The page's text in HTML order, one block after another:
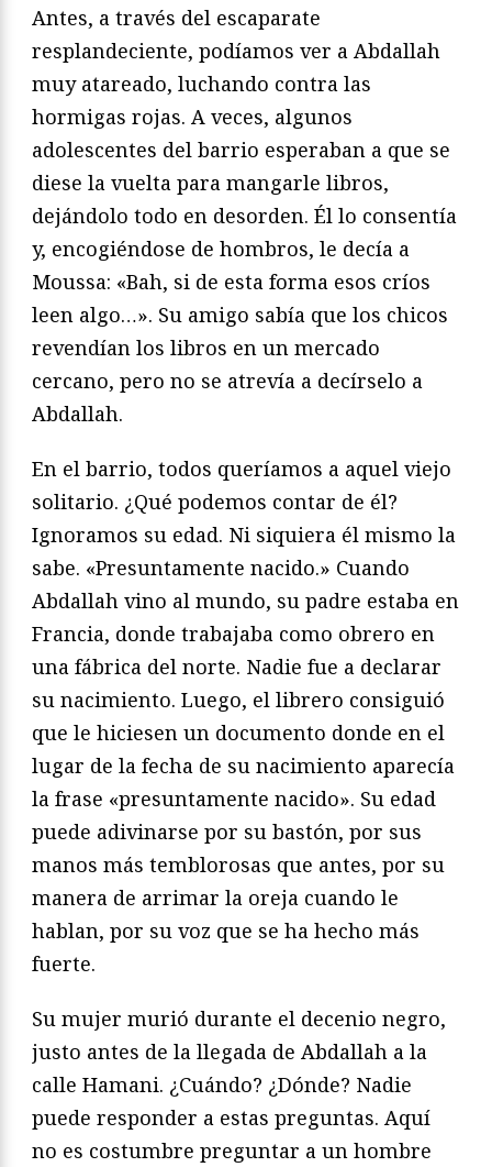
Antes, a través del escaparate
resplandeciente, podíamos ver a Abdallah
muy atareado, luchando contra las
hormigas rojas. A veces, algunos
adolescentes del barrio esperaban a que se
diese la vuelta para mangarle libros,
dejándolo todo en desorden. Él lo consentía
y, encogiéndose de hombros, le decía a
Moussa: «Bah, si de esta forma esos críos
leen algo…». Su amigo sabía que los chicos
revendían los libros en un mercado
cercano, pero no se atrevía a decírselo a
Abdallah.
En el barrio, todos queríamos a aquel viejo
solitario. ¿Qué podemos contar de él?
Ignoramos su edad. Ni siquiera él mismo la
sabe. «Presuntamente nacido.» Cuando
Abdallah vino al mundo, su padre estaba en
Francia, donde trabajaba como obrero en
una fábrica del norte. Nadie fue a declarar
su nacimiento. Luego, el librero consiguió
que le hiciesen un documento donde en el
lugar de la fecha de su nacimiento aparecía
la frase «presuntamente nacido». Su edad
puede adivinarse por su bastón, por sus
manos más temblorosas que antes, por su
manera de arrimar la oreja cuando le
hablan, por su voz que se ha hecho más
fuerte.
Su mujer murió durante el decenio negro,
justo antes de la llegada de Abdallah a la
calle Hamani. ¿Cuándo? ¿Dónde? Nadie
puede responder a estas preguntas. Aquí
no es costumbre preguntar a un hombre